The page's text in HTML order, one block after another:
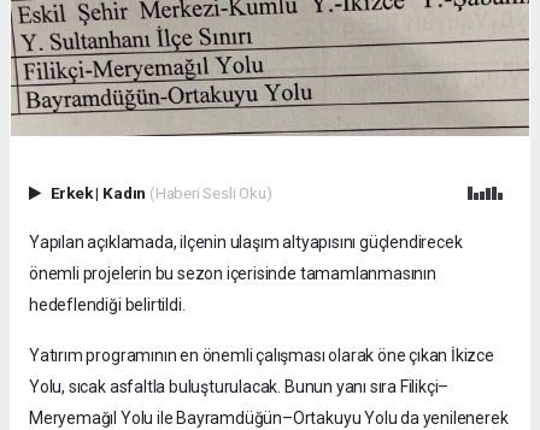
Erkek| Kadın (Haberi Sesli Oku)
Yapılan açıklamada, ilçenin ulaşım altyapısını güçlendirecek
önemli projelerin bu sezon içerisinde tamamlanmasının
hedeflendiği belirtildi.
Yatırım programının en önemli çalışması olarak öne çıkan İkizce
Yolu, sıcak asfaltla buluşturulacak. Bunun yanı sıra Filikçi–
Meryemağıl Yolu ile Bayramdüğün–Ortakuyu Yolu da yenilenerek